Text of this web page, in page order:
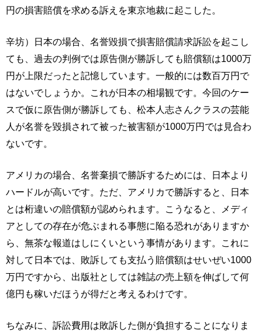
円の損害賠償を求める訴えを東京地裁に起こした。
辛坊）日本の場合、名誉毀損で損害賠償請求訴訟を起こし
ても、過去の判例では原告側が勝訴しても賠償額は1000万
円が上限だったと記憶しています。一般的には数百万円で
はないでしょうか。これが日本の相場観です。今回のケー
スで仮に原告側が勝訴しても、松本人志さんクラスの芸能
人が名誉を毀損されて被った被害額が1000万円では見合わ
ないです。
アメリカの場合、名誉棄損で勝訴するためには、日本より
ハードルが高いです。ただ、アメリカで勝訴すると、日本
とは桁違いの賠償額が認められます。こうなると、メディ
アとしての存在が危ぶまれる事態に陥る恐れがありますか
ら、無茶な報道はしにくいという事情があります。これに
対して日本では、敗訴しても支払う賠償額はせいぜい1000
万円ですから、出版社としては雑誌の売上額を伸ばして何
億円も稼いだほうが得だと考えるわけです。
ちなみに、訴訟費用は敗訴した側が負担することになりま